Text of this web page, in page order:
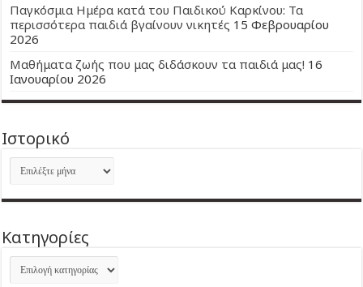
Παγκόσμια Ημέρα κατά του Παιδικού Καρκίνου: Τα
περισσότερα παιδιά βγαίνουν νικητές 15 Φεβρουαρίου
2026
Μαθήματα ζωής που μας διδάσκουν τα παιδιά μας! 16
Ιανουαρίου 2026
Ιστορικό
Ιστορικό
Kατηγορίες
Kατηγορίες